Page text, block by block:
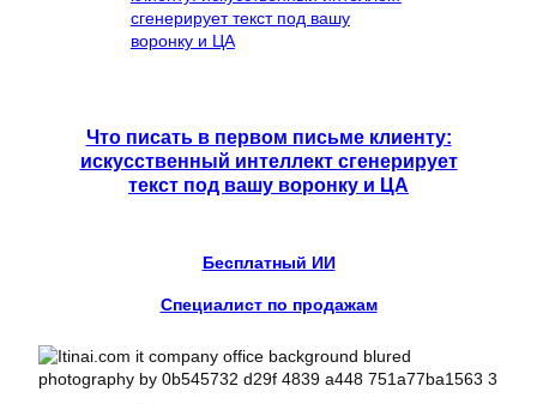
Что писать в первом письме клиенту:
искусственный интеллект сгенерирует
текст под вашу воронку и ЦА
Бесплатный ИИ
Специалист по продажам